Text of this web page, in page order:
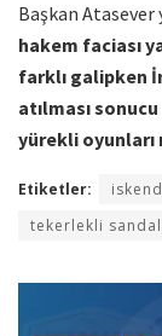
Başkan Atasever
hakem faciası
farklı galipken
atılması
yürekli
Etiketler:
tekerlekli